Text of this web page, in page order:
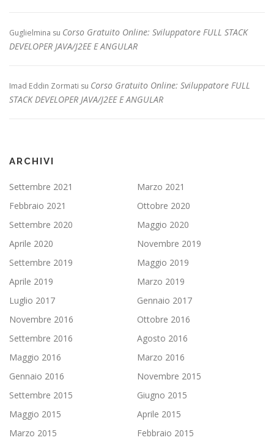
Guglielmina su Corso Gratuito Online: Sviluppatore FULL STACK
DEVELOPER JAVA/J2EE E ANGULAR
Imad Eddin Zormati su Corso Gratuito Online: Sviluppatore FULL
STACK DEVELOPER JAVA/J2EE E ANGULAR
ARCHIVI
Settembre 2021
Marzo 2021
Febbraio 2021
Ottobre 2020
Settembre 2020
Maggio 2020
Aprile 2020
Novembre 2019
Settembre 2019
Maggio 2019
Aprile 2019
Marzo 2019
Luglio 2017
Gennaio 2017
Novembre 2016
Ottobre 2016
Settembre 2016
Agosto 2016
Maggio 2016
Marzo 2016
Gennaio 2016
Novembre 2015
Settembre 2015
Giugno 2015
Maggio 2015
Aprile 2015
Marzo 2015
Febbraio 2015